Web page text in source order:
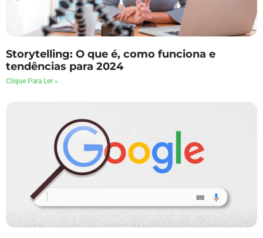
Storytelling: O que é, como funciona e
tendências para 2024
Clique Para Ler »